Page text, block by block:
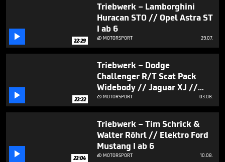
 22:29
Triebwerk – Lamborghini
Huracan STO // Opel Astra ST
I ab 6
MOTORSPORT 29.07.
 22:22
Triebwerk – Dodge
Challenger R/T Scat Pack
Widebody // Jaguar XJ //
Land Rover Defender I ab 6
MOTORSPORT 03.08.
 22:04
Triebwerk – Tim Schrick &
Walter Röhrl // Elektro Ford
Mustang I ab 6
MOTORSPORT 10.08.